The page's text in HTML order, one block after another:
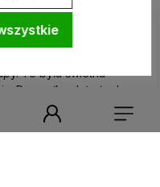
To była świetna
Przesyłka dotarła do